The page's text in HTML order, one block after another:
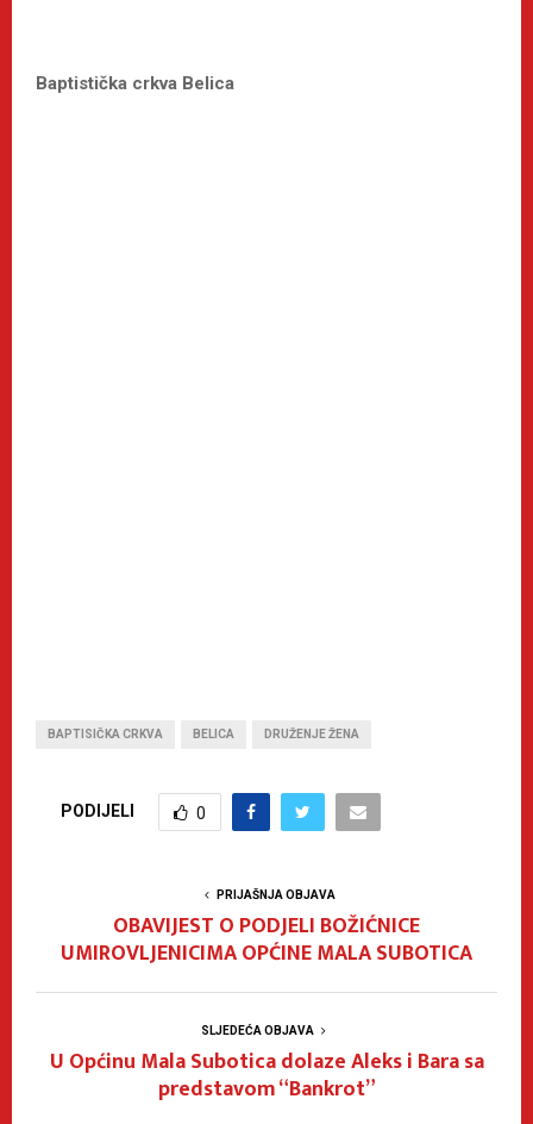
Baptistička crkva Belica
BAPTISIČKA CRKVA BELICA DRUŽENJE ŽENA
PODIJELI 0
PRIJAŠNJA OBJAVA
OBAVIJEST O PODJELI BOŽIĆNICE
UMIROVLJENICIMA OPĆINE MALA SUBOTICA
SLJEDEĆA OBJAVA
U Općinu Mala Subotica dolaze Aleks i Bara sa
predstavom “Bankrot”